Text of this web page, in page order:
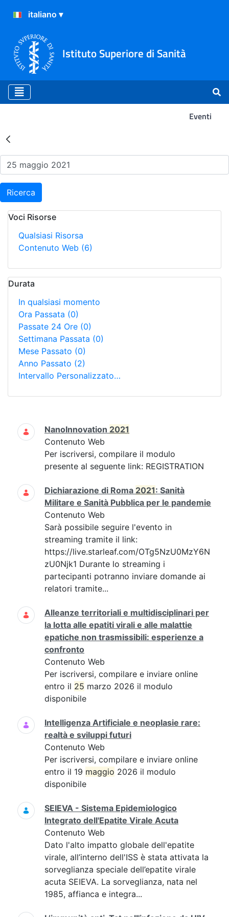
Istituto Superiore di Sanità
Eventi
Risultati della Ricerca -
Ricerca
Voci Risorse
Qualsiasi Risorsa
Contenuto Web (6)
Durata
In qualsiasi momento
Ora Passata (0)
Passate 24 Ore (0)
Settimana Passata (0)
Mese Passato (0)
Anno Passato (2)
Intervallo Personalizzato…
Ricerca
NanoInnovation 2021
Contenuto Web
Per iscriversi, compilare il modulo
presente al seguente link: REGISTRATION
Dichiarazione di Roma 2021: Sanità
Militare e Sanità Pubblica per le pandemie
Contenuto Web
Sarà possibile seguire l'evento in
streaming tramite il link:
https://live.starleaf.com/OTg5NzU0MzY6N
zU0Njk1 Durante lo streaming i
partecipanti potranno inviare domande ai
relatori tramite...
Alleanze territoriali e multidisciplinari per
la lotta alle epatiti virali e alle malattie
epatiche non trasmissibili: esperienze a
confronto
Contenuto Web
Per iscriversi, compilare e inviare online
entro il 25 marzo 2026 il modulo
disponibile
Intelligenza Artificiale e neoplasie rare:
realtà e sviluppi futuri
Contenuto Web
Per iscriversi, compilare e inviare online
entro il 19 maggio 2026 il modulo
disponibile
SEIEVA - Sistema Epidemiologico
Integrato dell'Epatite Virale Acuta
Contenuto Web
Dato l'alto impatto globale dell'epatite
virale, all’interno dell'ISS è stata attivata la
sorveglianza speciale dell’epatite virale
acuta SEIEVA. La sorveglianza, nata nel
1985, affianca e integra...